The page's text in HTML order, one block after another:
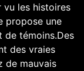
vu les histoires
propose une
de témoins.Des
des vraies
de mauvais